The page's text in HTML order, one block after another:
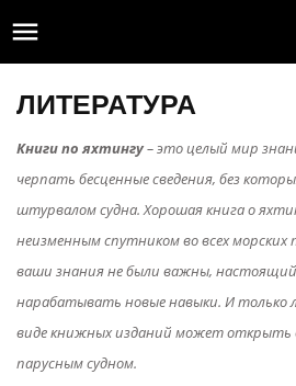

ЛИТЕРАТУРА
Книги по яхтингу– это целый мир
черпать бесценные сведения, без
штурвалом судна. Хорошая книга о
неизменным спутником во всех морских
ваши знания не были важны,
нарабатывать новые навыки. И только
виде книжных изданий может открыть
парусным судном.